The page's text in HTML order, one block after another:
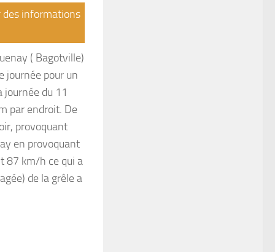
des informations
( Bagotville)
journée pour un
du 11
par endroit. De
provoquant
en provoquant
87 km/h ce qui a
de la grêle a